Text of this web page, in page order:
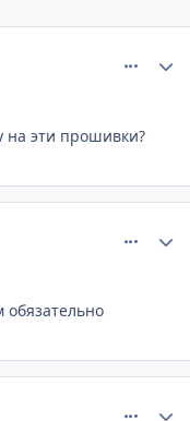
на эти прошивки?